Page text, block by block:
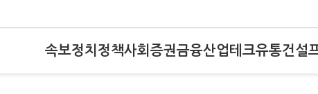
속보정치 정책사회 증권금융산업테크유통건설